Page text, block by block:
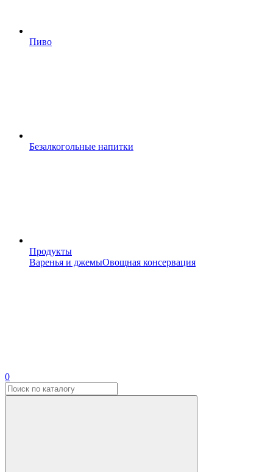
Пиво
Безалкогольные напитки
Продукты
Варенья и джемыОвощная консервация
0